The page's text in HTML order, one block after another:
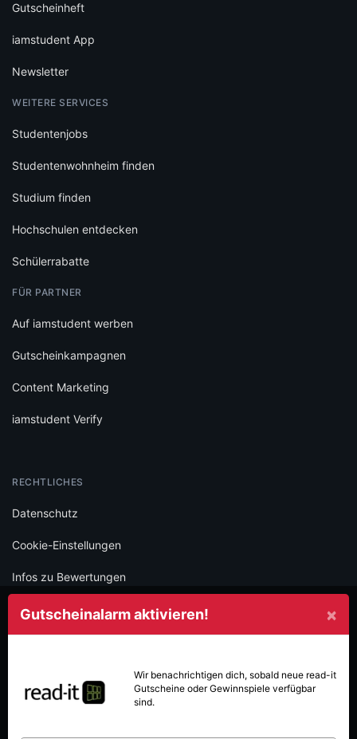
×
Gutscheinalarm aktivieren!
Wir benachrichtigen dich, sobald neue read-it
Gutscheine oder Gewinnspiele verfügbar
sind.
Gutscheinheft
iamstudent App
Newsletter
WEITERE SERVICES
Studentenjobs
Studentenwohnheim finden
Studium finden
Hochschulen entdecken
Schülerrabatte
FÜR PARTNER
Auf iamstudent werben
Gutscheinkampagnen
Content Marketing
iamstudent Verify
RECHTLICHES
Datenschutz
Cookie-Einstellungen
Infos zu Bewertungen
AGB
Folge iamstudent und verpasse keine Deals mehr.